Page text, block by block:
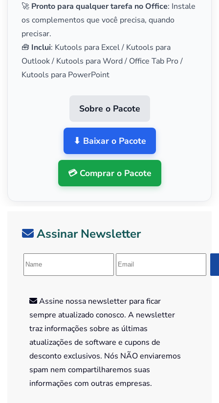
🚀 Pronto para qualquer tarefa no Office: Instale
os complementos que você precisa, quando
precisar.
🧰 Inclui: Kutools para Excel / Kutools para
Outlook / Kutools para Word / Office Tab Pro /
Kutools para PowerPoint
Sobre o Pacote
⬇ Baixar o Pacote
💳 Comprar o Pacote
Assinar Newsletter
Assine nossa newsletter para ficar
sempre atualizado conosco. A newsletter
traz informações sobre as últimas
atualizações de software e cupons de
desconto exclusivos. Nós NÃO enviaremos
spam nem compartilharemos suas
informações com outras empresas.